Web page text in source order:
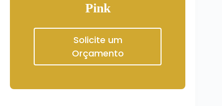
Pink
Solicite um
Orçamento